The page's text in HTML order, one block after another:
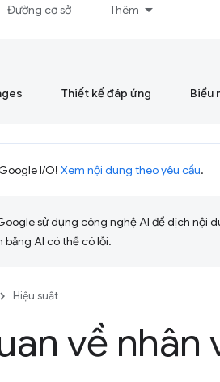
Đường cơ sở Thêm
Thiết kế đáp ứng Biểu
I/O! Xem nội dung theo yêu cầu.
sử dụng công nghệ AI để dịch nội
bằng AI có thể có lỗi.
Hiệu suất
về nhân